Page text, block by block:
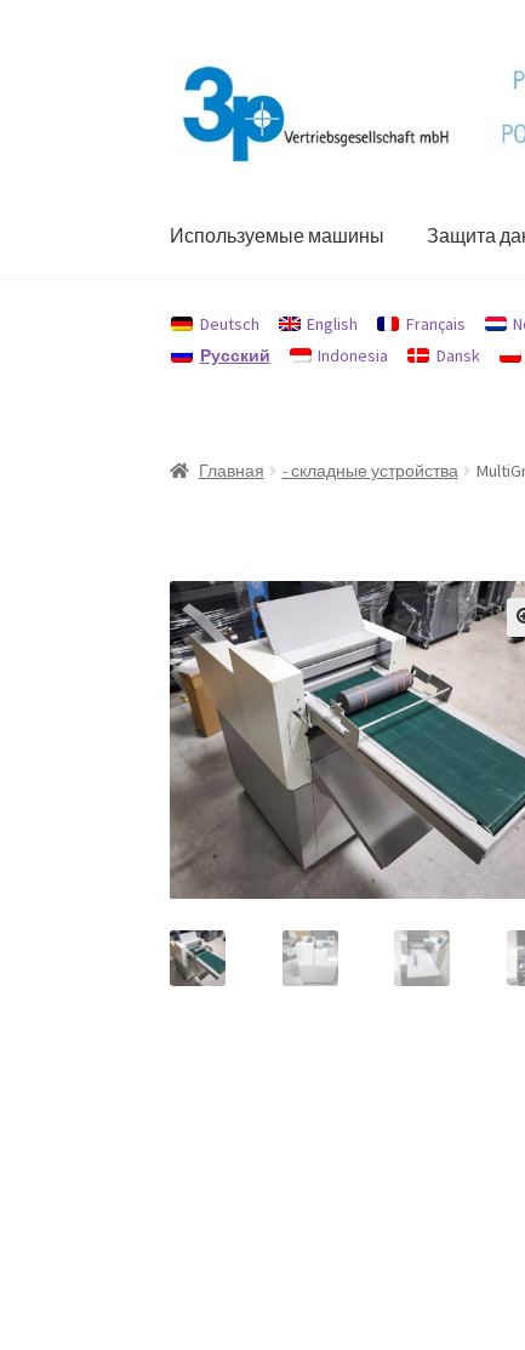
Перейти
навигации
Перейти
содержимому
Используемые машины Защита
Deutsch English Français
Русский
Indonesia Dansk
Главная - складные устройства